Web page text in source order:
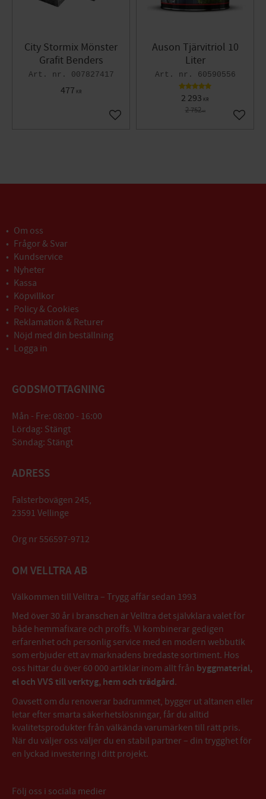
City Stormix Mönster
Grafit Benders
007827417
477 KR
Lägg till i favoriter
Auson Tjärvitriol 10
Liter
60590556
2 293 KR
2 752KR
Lägg
Om oss
Frågor & Svar
Kundservice
Nyheter
Kassa
Köpvillkor
Policy & Cookies
Reklamation & Returer
Nöjd med din beställning
Logga in
GODSMOTTAGNING
Mån - Fre: 08:00 - 16:00
Lördag: Stängt
Söndag: Stängt
ADRESS
Falsterbovägen 245,
23591 Vellinge
Org nr 556597-9712
OM VELLTRA AB
Välkommen till Velltra – Trygg affär sedan 1993
Med över 30 år i branschen är Velltra det självklara valet för
både hemmafixare och proffs. Vi kombinerar gedigen
erfarenhet och personlig service med en modern webbutik
som erbjuder ett av marknadens bredaste sortiment. Hos
oss hittar du över 60 000 artiklar inom allt från byggmaterial,
el och VVS till verktyg, hem och trädgård.
Oavsett om du renoverar badrummet, bygger ut altanen eller
letar efter smarta säkerhetslösningar, får du alltid
kvalitetsprodukter från välkända varumärken till rätt pris.
När du väljer oss väljer du en stabil partner – din trygghet för
en lyckad investering i ditt projekt.
Följ oss i sociala medier